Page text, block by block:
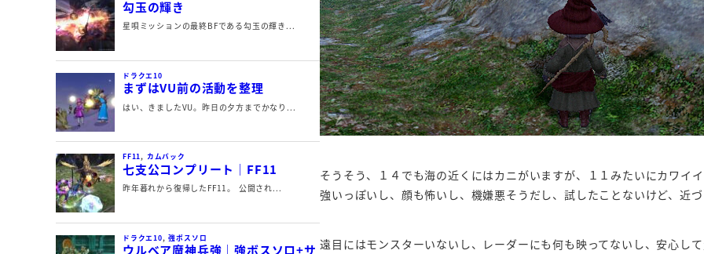
そうそう、１４でも海の近くにはカニがいますが、１１みたいにカワイ
強いっぽいし、顔も怖いし、機嫌悪そうだし、試したことないけど、近
遠目にはモンスターいないし、レーダーにも何も映ってないし、安心し